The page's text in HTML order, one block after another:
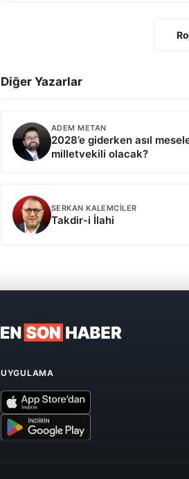
Diğer Yazarlar
ADEM METAN
2028’e giderken asıl
milletvekili olacak?
SERKAN KALEMCILER
Takdir-i İlahi
UYGULAMA